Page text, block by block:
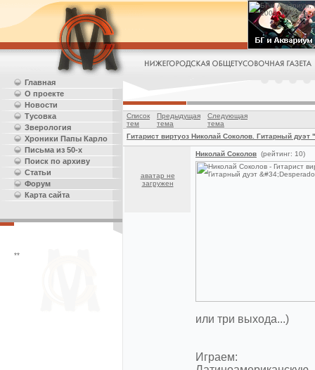
Главная
О проекте
Новости
Тусовка
Зверология
Хроники Папы Карло
Письма из 50-х
Поиск по архиву
Статьи
Форум
Карта сайта
**
Список
тем
Предыдущая
тема
Следующая
тема
Гитарист виртуоз Николай Соколов. Гитарный дуэт
аватар не
загружен
Николай Соколов (рейтинг: 10)
или три выхода...)
Играем: